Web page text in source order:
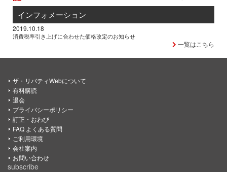
インフォメーション
2019.10.18
消費税率引き上げに合わせた価格改定のお知らせ
一覧はこちら
ザ・リバティWebについて
有料購読
退会
プライバシーポリシー
訂正・おわび
FAQ よくある質問
ご利用環境
会社案内
お問い合わせ
subscribe